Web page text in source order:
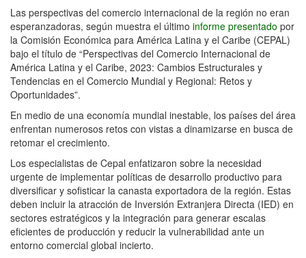
Las perspectivas del comercio internacional de la región no eran
esperanzadoras, según muestra el último informe presentado por
la Comisión Económica para América Latina y el Caribe (CEPAL)
bajo el título de “Perspectivas del Comercio Internacional de
América Latina y el Caribe, 2023: Cambios Estructurales y
Tendencias en el Comercio Mundial y Regional: Retos y
Oportunidades”.
En medio de una economía mundial inestable, los países del área
enfrentan numerosos retos con vistas a dinamizarse en busca de
retomar el crecimiento.
Los especialistas de Cepal enfatizaron sobre la necesidad
urgente de implementar políticas de desarrollo productivo para
diversificar y sofisticar la canasta exportadora de la región. Estas
deben incluir la atracción de Inversión Extranjera Directa (IED) en
sectores estratégicos y la integración para generar escalas
eficientes de producción y reducir la vulnerabilidad ante un
entorno comercial global incierto.